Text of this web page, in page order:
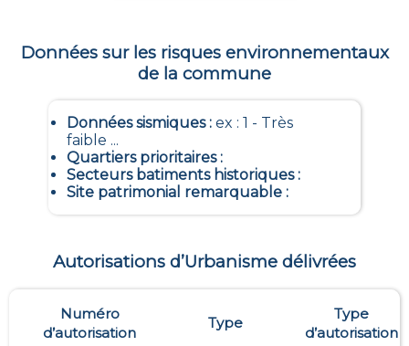
Données sur les risques environnementaux
de la commune
Données sismiques: ex : 1 - Très
faible ...
Quartiers prioritaires:
Secteurs batiments historiques:
Site patrimonial remarquable:
Autorisations d’Urbanisme délivrées
Numéro
d’autorisation
Type
Type
d’autorisation